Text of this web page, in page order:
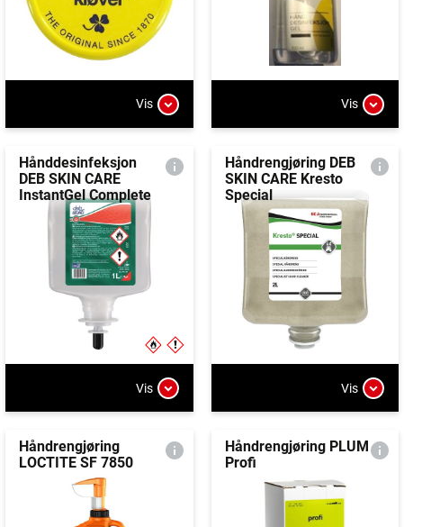
Vis Vis
Hånddesinfeksjon
DEB SKIN CARE
InstantGel Complete
Vis
Håndrengjøring DEB
SKIN CARE Kresto
Special
Vis
Håndrengjøring
LOCTITE SF 7850
Håndrengjøring PLUM
Profi